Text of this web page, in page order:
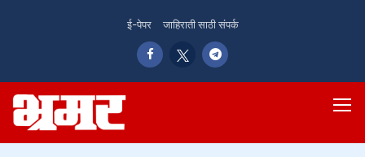
ई-पेपर जाहिराती साठी संपर्क